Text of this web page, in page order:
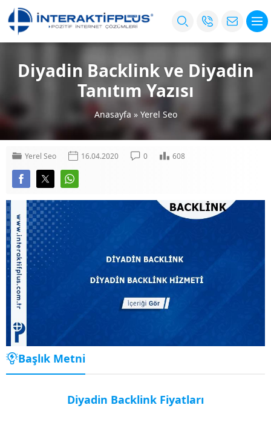
Diyadin Backlink ve Diyadin
Tanıtım Yazısı
Anasayfa » Yerel Seo
Yerel Seo 16.04.2020 0 608
Başlık Metni
Diyadin Backlink Fiyatları